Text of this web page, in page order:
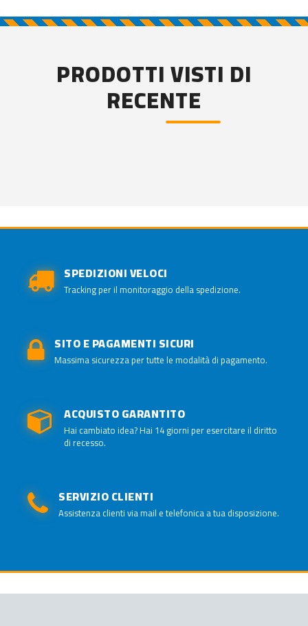
PRODOTTI VISTI DI
RECENTE
SPEDIZIONI VELOCI
Tracking per il monitoraggio della spedizione.
SITO E PAGAMENTI SICURI
Massima sicurezza per tutte le modalità di pagamento.
ACQUISTO GARANTITO
Hai cambiato idea? Hai 14 giorni per esercitare il diritto
di recesso.
SERVIZIO CLIENTI
Assistenza clienti via mail e telefonica a tua disposizione.